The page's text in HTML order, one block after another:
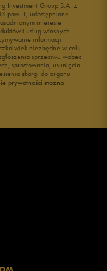
Investment Group S.A. z
paw. 1, udostępnione
interesie
i usług własnych.
informacji
niezbędne w celu
sprzeciwu wobec
sprostowania, usunięcia
skargi do organu
prywatności można